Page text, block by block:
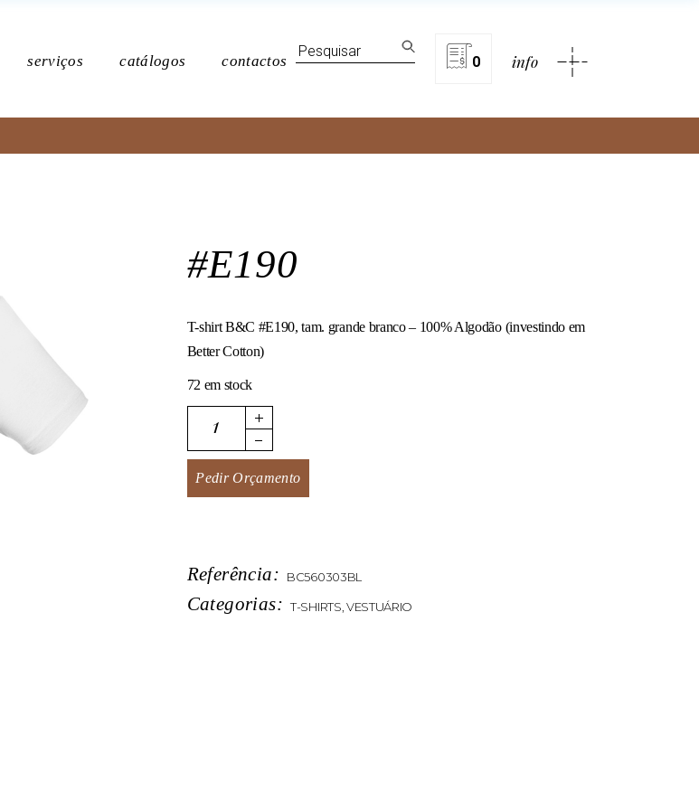
serviços catálogos contactos
Search
for:
0 info
Política de privacidade
#E190
T-shirt B&C #E190, tam. grande branco – 100% Algodão (investindo em
Better Cotton)
72 em stock
#E190 quantity
Pedir Orçamento
Referência: BC560303BL
Categorias: T-SHIRTS VESTUÁRIO